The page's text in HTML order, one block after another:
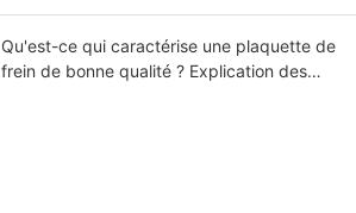
Qu'est-ce qui caractérise une plaquette de
frein de bonne qualité ? Explication des